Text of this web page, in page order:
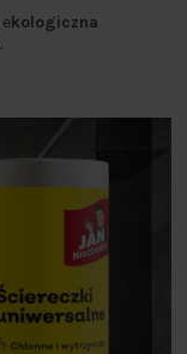
kologiczna
.